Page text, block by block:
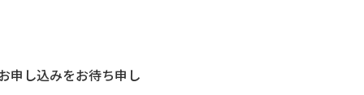
申し込みをお待ち申し